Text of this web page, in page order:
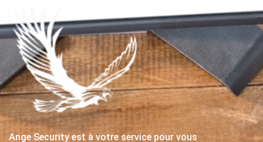
Ange Security est à votre service pour vous